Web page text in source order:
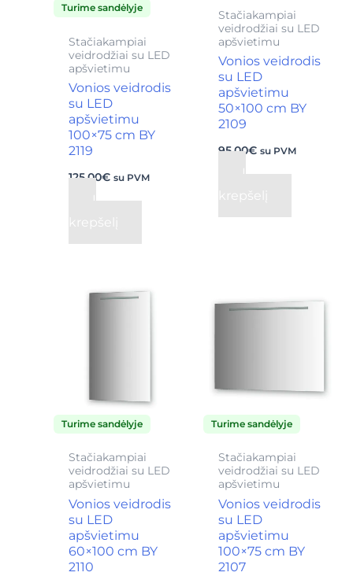
Turime sandėlyje
Stačiakampiai
veidrodžiai su LED
apšvietimu
Vonios veidrodis
su LED
apšvietimu
100×75 cm BY
2119
125,00€ su PVM
Į
krepšelį
Stačiakampiai
veidrodžiai su LED
apšvietimu
Vonios veidrodis
su LED
apšvietimu
50×100 cm BY
2109
95,00€ su PVM
Į
krepšelį
Turime sandėlyje
Stačiakampiai
veidrodžiai su LED
apšvietimu
Vonios veidrodis
su LED
apšvietimu
60×100 cm BY
2110
Turime sandėlyje
Stačiakampiai
veidrodžiai su LED
apšvietimu
Vonios veidrodis
su LED
apšvietimu
100×75 cm BY
2107